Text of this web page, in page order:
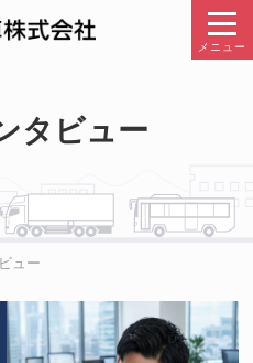
メニュー
タビュー
ュー